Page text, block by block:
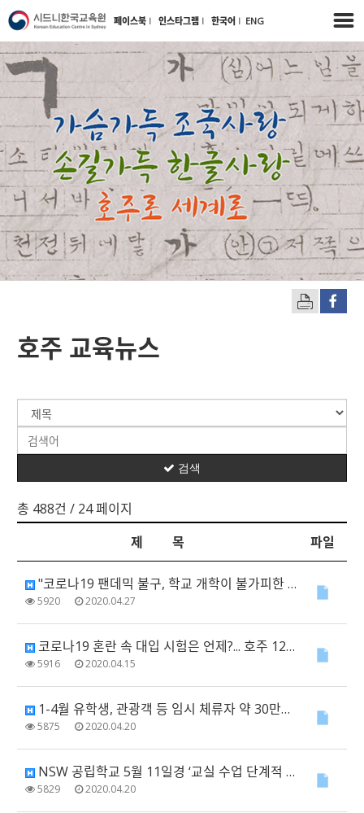
페이스북 l 인스타그램 l 한국어 l ENG
호주 교육뉴스
총 488건 / 24 페이지
검색
제 목 파일
"코로나19 팬데믹 불구, 학교 개학이 불가피한 이유는?"
5920 2020.04.27
코로나19 혼란 속 대입 시험은 언제?... 호주 12학년 학생들 불안감 커져
5916 2020.04.15
1-4월 유학생, 관광객 등 임시 체류자 약 30만명 출국 예상
5875 2020.04.20
NSW 공립학교 5월 11일경 ‘교실 수업 단계적 재개’ 예상
5829 2020.04.20